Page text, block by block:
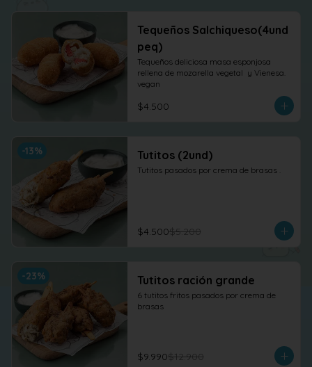
Tequeños Salchiqueso(4und
peq)
Tequeños deliciosa masa esponjosa
rellena de mozarella vegetal  y Vienesa.
vegan
$4.500
-13% Tutitos (2und)
Tutitos pasados por crema de brasas .
$4.500$5.200
-23% Tutitos ración grande
6 tutitos fritos pasados por crema de
brasas
$9.990$12.900